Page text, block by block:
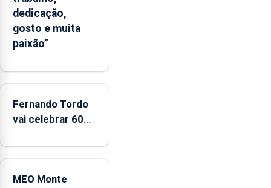
também
possibilidade
das
ostentar
a
dedicação,
gosto e muita
paixão”
Fernando Tordo
vai celebrar 60
no Coliseu
MEO Monte